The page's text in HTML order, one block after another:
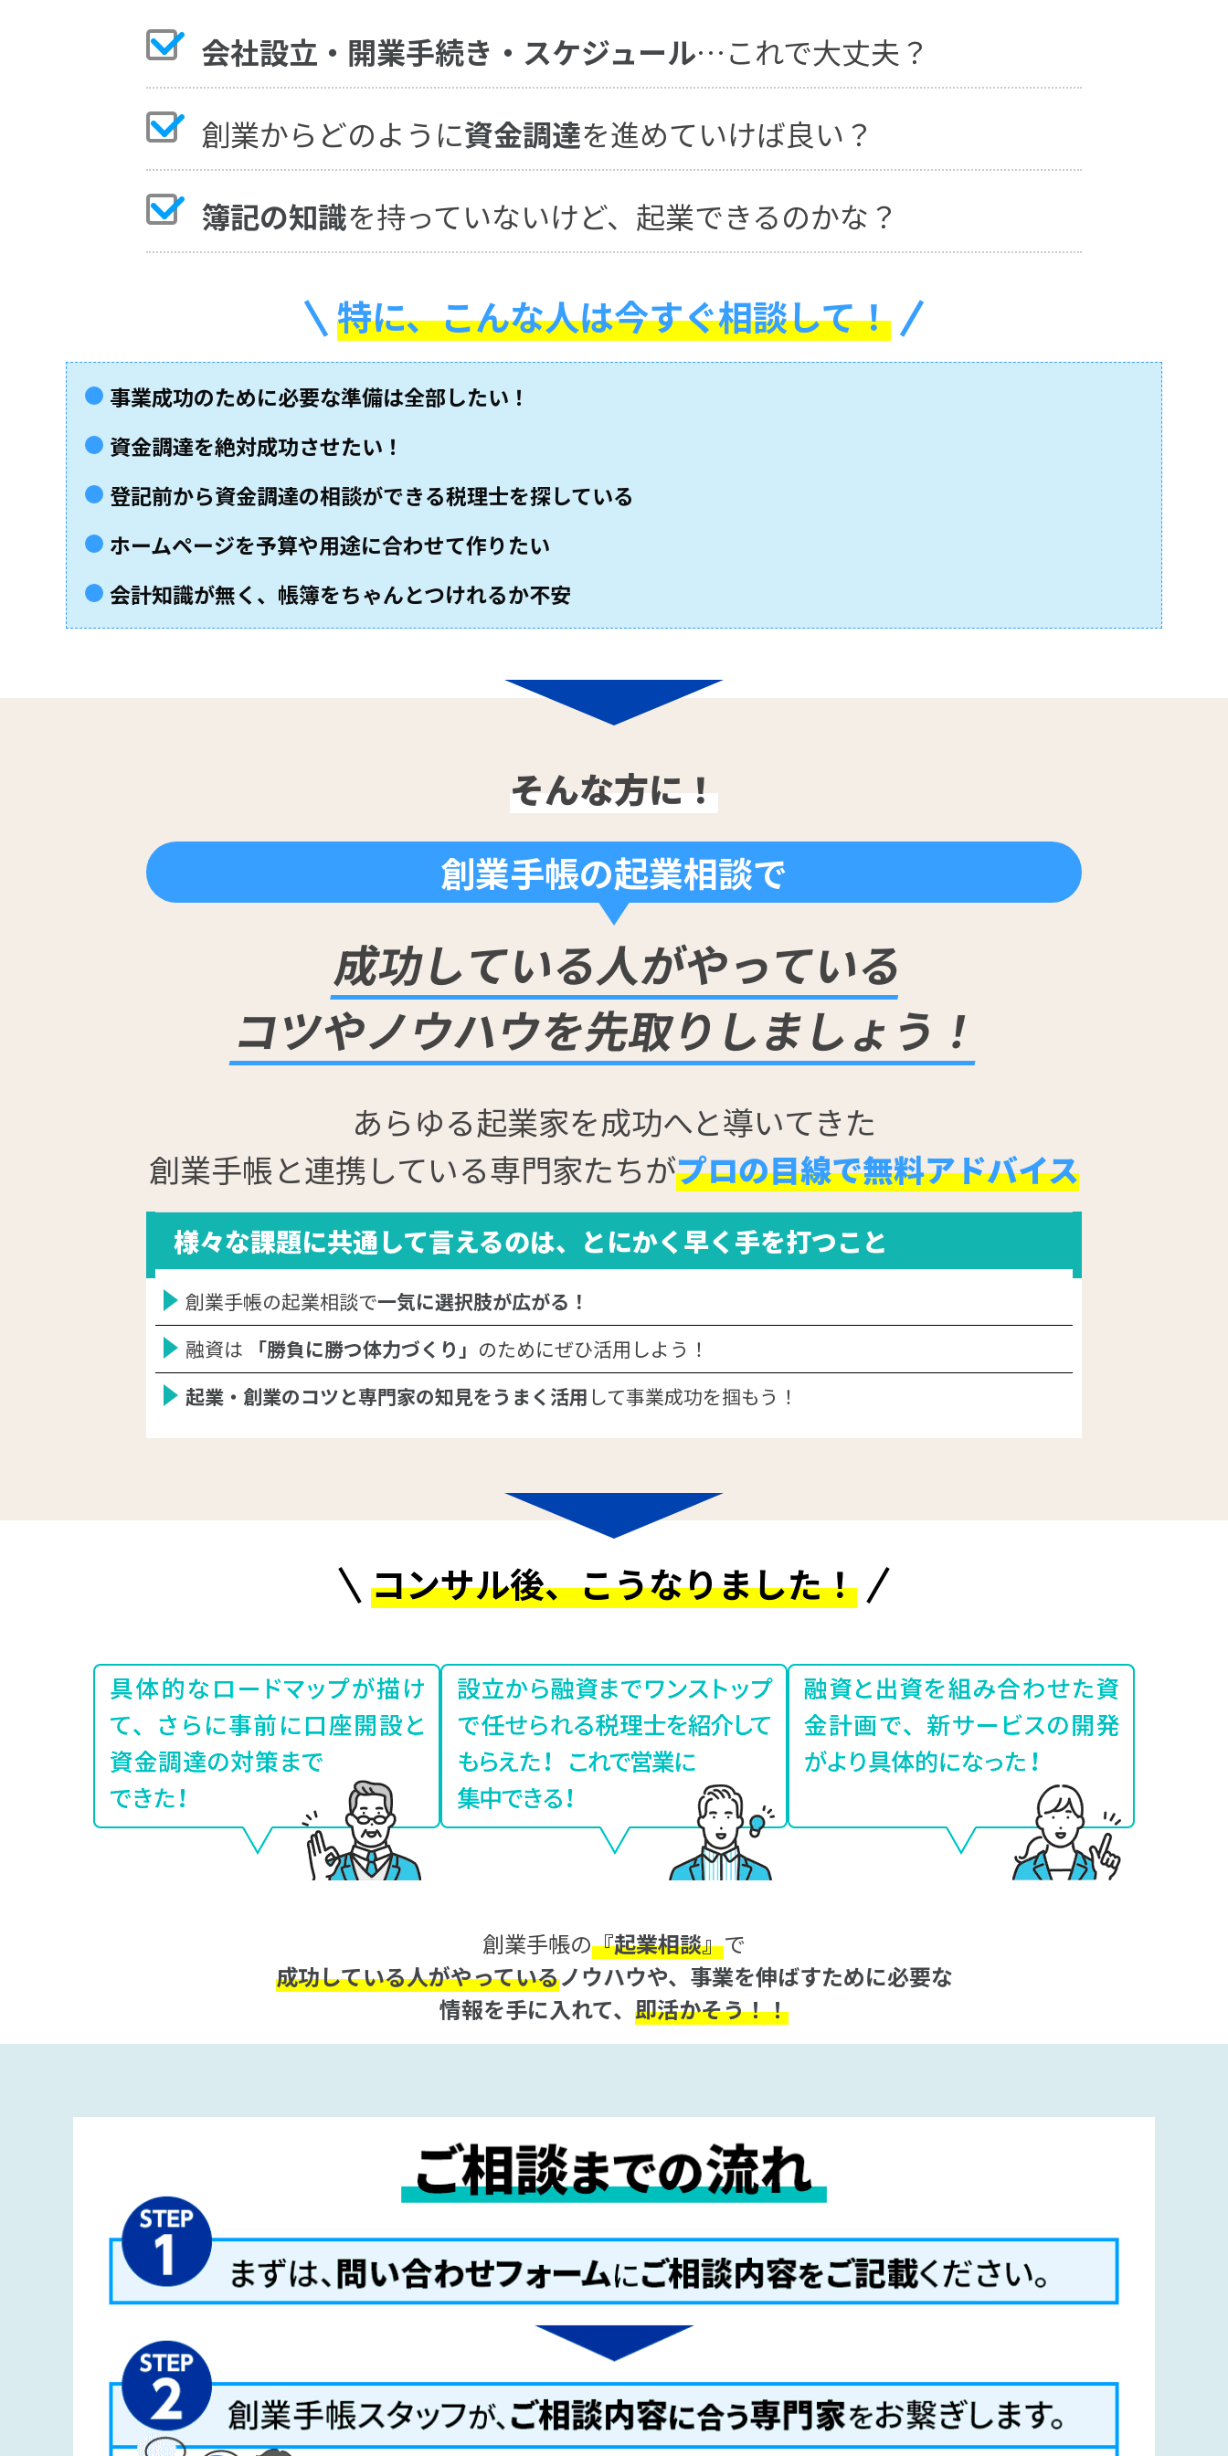
会社設立・開業手続き・スケジュール…これで大丈夫？
創業からどのように資金調達を進めていけば良い？
簿記の知識を持っていないけど、起業できるのかな？
特に、こんな人は今すぐ相談して！
事業成功のために必要な準備は全部したい！
資金調達を絶対成功させたい！
登記前から資金調達の相談ができる税理士を探している
ホームページを予算や用途に合わせて作りたい
会計知識が無く、帳簿をちゃんとつけれるか不安
そんな方に！
創業手帳の起業相談で
成功している人がやっている
コツやノウハウを先取りしましょう！
あらゆる起業家を成功へと導いてきた
創業手帳と連携している専門家たちがプロの目線で無料アドバイス
様々な課題に共通して言えるのは、とにかく早く手を打つこと
創業手帳の起業相談で一気に選択肢が広がる！
融資は
「勝負に勝つ体力づくり」 のためにぜひ活用しよう！
起業・創業のコツと専門家の知見をうまく活用 して事業成功を掴もう！
コンサル後、こうなりました！
創業手帳の『起業相談』で
成功している人がやっているノウハウや、事業を伸ばすために必要な
情報を手に入れて、 即活かそう！！